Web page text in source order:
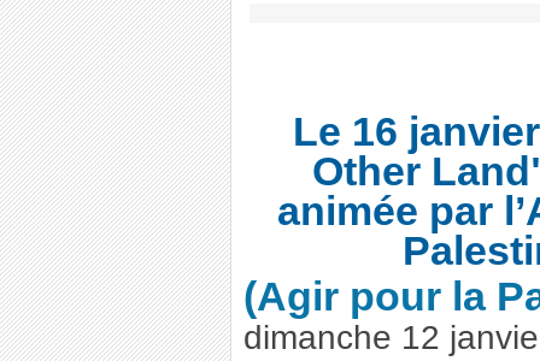
Le 16
Other
animée par
(Agir pour la
dimanche 12